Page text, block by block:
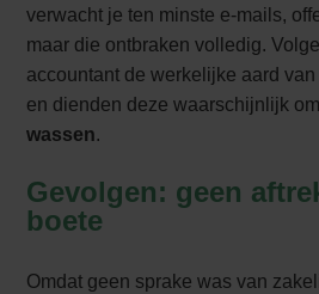
verwacht je ten minste e-mails,
maar die ontbraken volledig.
accountant de werkelijke aard
en dienden deze waarschijnlijk om
wassen.
Gevolgen: geen
boete
Omdat geen sprake was van